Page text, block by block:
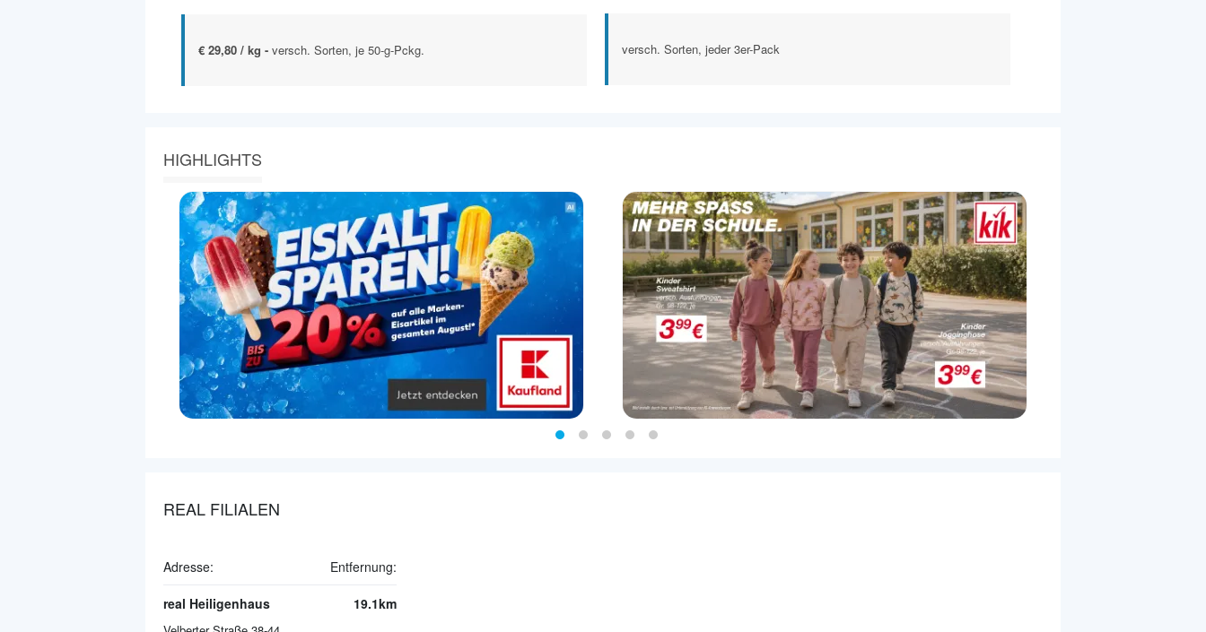
€ 29,80 / kg - versch. Sorten, je 50-g-Pckg. versch. Sorten, jeder 3er-Pack
HIGHLIGHTS
REAL FILIALEN
Adresse: Entfernung:
real Heiligenhaus 19.1km